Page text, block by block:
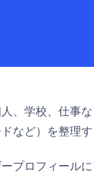
、学校、仕事
など）を整理
プロフィール